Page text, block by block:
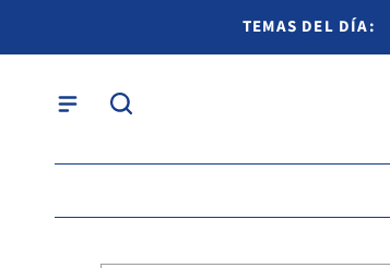
TEMAS DEL DÍA: